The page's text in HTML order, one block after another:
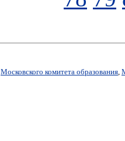
Московского комитета образования,